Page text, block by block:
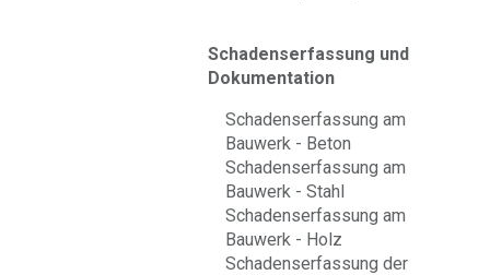
Schadenserfassung und
Dokumentation
Schadenserfassung am
Bauwerk - Beton
Schadenserfassung am
Bauwerk - Stahl
Schadenserfassung am
Bauwerk - Holz
Schadenserfassung der